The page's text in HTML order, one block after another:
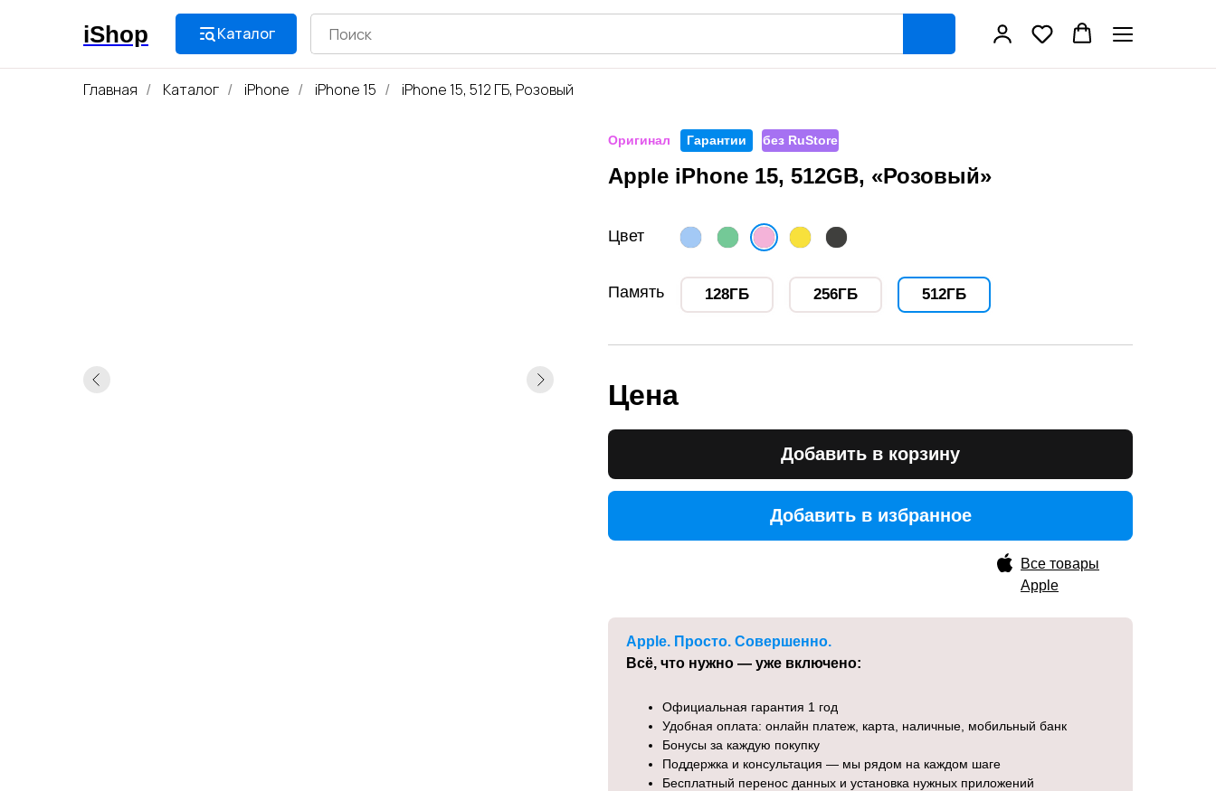
iShop
iShop Каталог
Главная / Каталог / iPhone / iPhone 15 / iPhone 15, 512 ГБ, Розовый
без RuStore
Все товары
Apple
512ГБ
256ГБ
128ГБ
Память
Цена
Apple iPhone 15, 512GB, «Розовый»
Оригинал Гарантии
Добавить в избранное
Добавить в избранное
Добавить в корзину
Цвет
Официальная гарантия 1 год
Удобная оплата: онлайн платеж, карта, наличные, мобильный банк
Бонусы за каждую покупку
Поддержка и консультация — мы рядом на каждом шаге
Бесплатный перенос данных и установка нужных приложений
Apple. Просто. Совершенно.
Всё, что нужно — уже включено: